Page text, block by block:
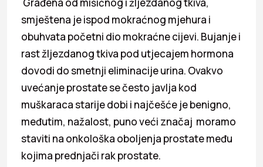
smještena je ispod mokraćnog mjehura i
obuhvata početni dio mokraćne cijevi. Bujanje i
rast žljezdanog tkiva pod utjecajem hormona
dovodi do smetnji eliminacije urina. Ovakvo
uvećanje prostate se često javlja kod
muškaraca starije dobi i najčešće je benigno,
međutim, nažalost, puno veći značaj moramo
staviti na onkološka oboljenja prostate među
kojima prednjači rak prostate.